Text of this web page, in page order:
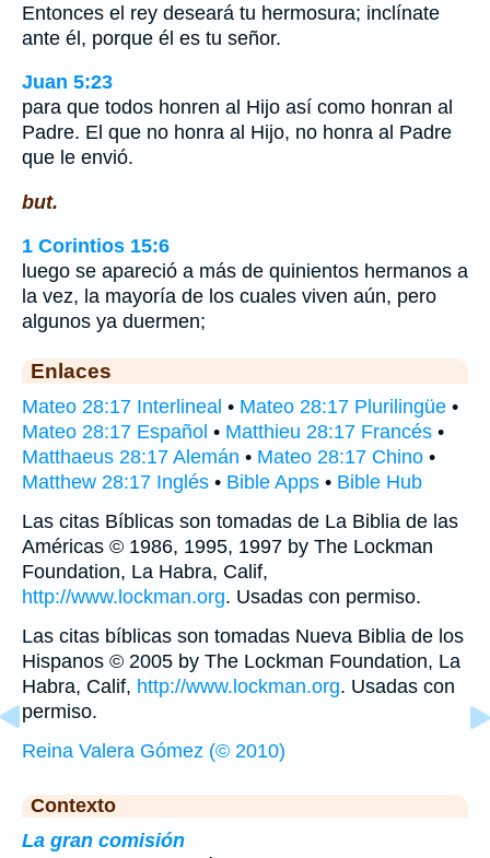
Entonces el rey deseará tu hermosura; inclínate
ante él, porque él es tu señor.
Juan 5:23
para que todos honren al Hijo así como honran al
Padre. El que no honra al Hijo, no honra al Padre
que le envió.
but.
1 Corintios 15:6
luego se apareció a más de quinientos hermanos a
la vez, la mayoría de los cuales viven aún, pero
algunos ya duermen;
Enlaces
Mateo 28:17 Interlineal • Mateo 28:17 Plurilingüe •
Mateo 28:17 Español • Matthieu 28:17 Francés •
Matthaeus 28:17 Alemán • Mateo 28:17 Chino •
Matthew 28:17 Inglés • Bible Apps • Bible Hub
Las citas Bíblicas son tomadas de La Biblia de las
Américas © 1986, 1995, 1997 by The Lockman
Foundation, La Habra, Calif,
http://www.lockman.org. Usadas con permiso.
Las citas bíblicas son tomadas Nueva Biblia de los
Hispanos © 2005 by The Lockman Foundation, La
Habra, Calif, http://www.lockman.org. Usadas con
permiso.
Reina Valera Gómez (© 2010)
Contexto
La gran comisión